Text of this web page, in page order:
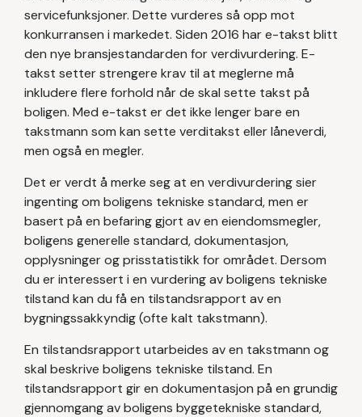
servicefunksjoner. Dette vurderes så opp mot
konkurransen i markedet. Siden 2016 har e-takst blitt
den nye bransjestandarden for verdivurdering. E-
takst setter strengere krav til at meglerne må
inkludere flere forhold når de skal sette takst på
boligen. Med e-takst er det ikke lenger bare en
takstmann som kan sette verditakst eller låneverdi,
men også en megler.
Det er verdt å merke seg at en verdivurdering sier
ingenting om boligens tekniske standard, men er
basert på en befaring gjort av en eiendomsmegler,
boligens generelle standard, dokumentasjon,
opplysninger og prisstatistikk for området. Dersom
du er interessert i en vurdering av boligens tekniske
tilstand kan du få en tilstandsrapport av en
bygningssakkyndig (ofte kalt takstmann).
En tilstandsrapport utarbeides av en takstmann og
skal beskrive boligens tekniske tilstand. En
tilstandsrapport gir en dokumentasjon på en grundig
gjennomgang av boligens byggetekniske standard,